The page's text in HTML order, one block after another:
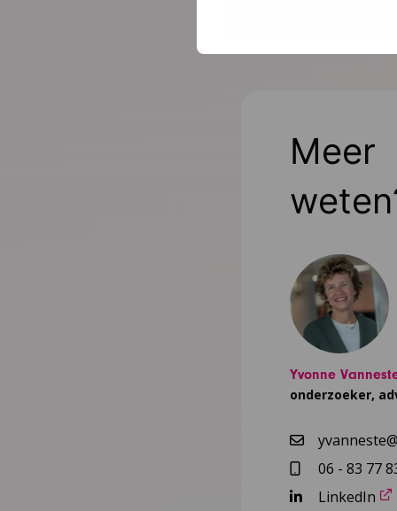
Meer
Yvonne
onderzoeker,
06 - 83 77
LinkedIn